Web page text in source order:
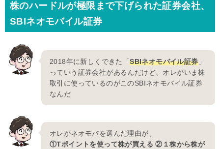
株のハードルが極限まで下げられた証券会社、
SBIネオモバイル証券
2018年に新しくできた「SBIネオモバイル証券」
っていう証券会社があるんだけど、オレがいま株
取引に使っているのがこのSBIネオモバイル証券
なんだ
オレがネオモバを選んだ理由が、
①Tポイントを使って株が買える ②１株から株が